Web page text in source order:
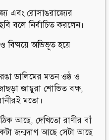
এবং রোসাঙরাজ্যের
বলে নির্বাচিত করলেন।
বিষ্ময়ে অভিভূত হয়ে
ডালিমের মতন ওষ্ঠ ও
জাম্বুরা শোভিত বক্ষ,
মতো।
আছে, দেখিতো রাণীর বাঁ
জন্মদাগ আছে সেটা আছে